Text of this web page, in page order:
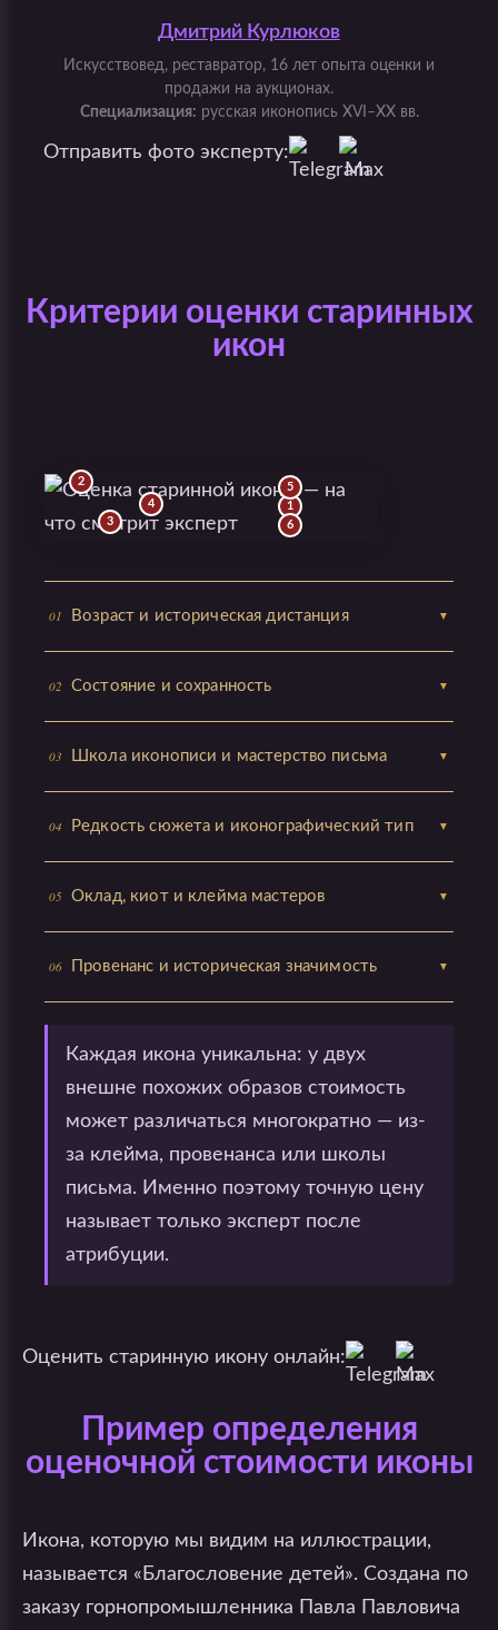
Дмитрий Курлюков
Искусствовед, реставратор, 16 лет опыта оценки и
продажи на аукционах.
Специализация: русская иконопись XVI–XX вв.
Отправить фото эксперту:
Критерии оценки старинных
икон
1
2
3
4
5
6
01 Возраст и историческая дистанция ▼
02 Состояние и сохранность ▼
03 Школа иконописи и мастерство письма ▼
04 Редкость сюжета и иконографический тип ▼
05 Оклад, киот и клейма мастеров ▼
06 Провенанс и историческая значимость ▼
Каждая икона уникальна: у двух
внешне похожих образов стоимость
может различаться многократно — из-
за клейма, провенанса или школы
письма. Именно поэтому точную цену
называет только эксперт после
атрибуции.
Оценить старинную икону онлайн:
Пример определения
оценочной стоимости иконы
Икона, которую мы видим на иллюстрации,
называется «Благословение детей». Создана по
заказу горнопромышленника Павла Павловича